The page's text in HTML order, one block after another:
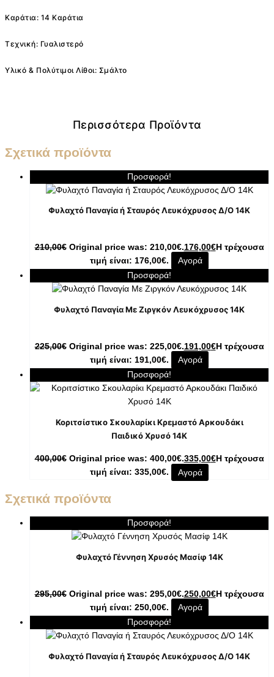
Καράτια: 14 Καράτια
Τεχνική: Γυαλιστερό
Υλικό & Πολύτιμοι Λίθοι: Σμάλτο
Περισσότερα Προϊόντα
Σχετικά προϊόντα
Προσφορά!
Φυλαχτό Παναγία ή Σταυρός Λευκόχρυσος Δ/Ο 14K
210,00€ Original price was: 210,00€.176,00€Η τρέχουσα
τιμή είναι: 176,00€.
Αγορά
Προσφορά!
Φυλαχτό Παναγία Με Ζιργκόν Λευκόχρυσος 14K
225,00€ Original price was: 225,00€.191,00€Η τρέχουσα
τιμή είναι: 191,00€.
Αγορά
Προσφορά!
Κοριτσίστικο Σκουλαρίκι Κρεμαστό Αρκουδάκι
Παιδικό Χρυσό 14K
400,00€ Original price was: 400,00€.335,00€Η τρέχουσα
τιμή είναι: 335,00€.
Αγορά
Σχετικά προϊόντα
Προσφορά!
Φυλαχτό Γέννηση Χρυσός Μασίφ 14K
295,00€ Original price was: 295,00€.250,00€Η τρέχουσα
τιμή είναι: 250,00€.
Αγορά
Προσφορά!
Φυλαχτό Παναγία ή Σταυρός Λευκόχρυσος Δ/Ο 14K